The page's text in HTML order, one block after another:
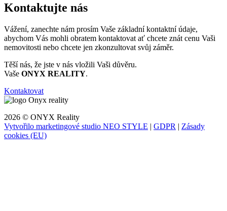
Kontaktujte nás
Vážení, zanechte nám prosím Vaše základní kontaktní údaje,
abychom Vás mohli obratem kontaktovat ať chcete znát cenu Vaši
nemovitosti nebo chcete jen zkonzultovat svůj záměr.
Těší nás, že jste v nás vložili Vaši důvěru.
Vaše ONYX REALITY.
Kontaktovat
2026 © ONYX Reality
Vytvořilo marketingové studio NEO STYLE | GDPR | Zásady
cookies (EU)